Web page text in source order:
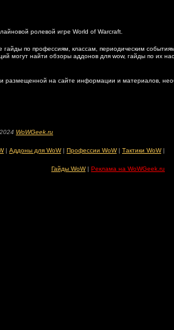
ролевой игре World of Warcraft.
по профессиям, классам, периодическим
могут найти обзоры аддонов для wow, гайды по их
размещенной на сайте информации и материалов,
WoWGeek.ru
| Аддоны для WoW| Профессии WoW| Тактики WoW|
Гайды WoW| Реклама на WoWGeek.ru